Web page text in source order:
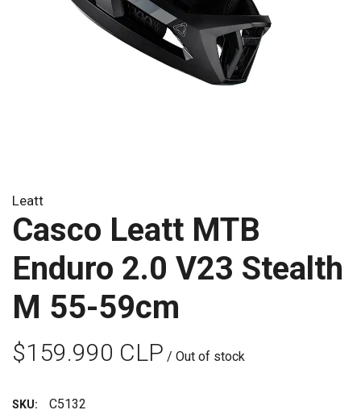
Leatt
Casco Leatt MTB
Enduro 2.0 V23 Stealth
M 55-59cm
$159.990 CLP / Out of stock
SKU: C5132